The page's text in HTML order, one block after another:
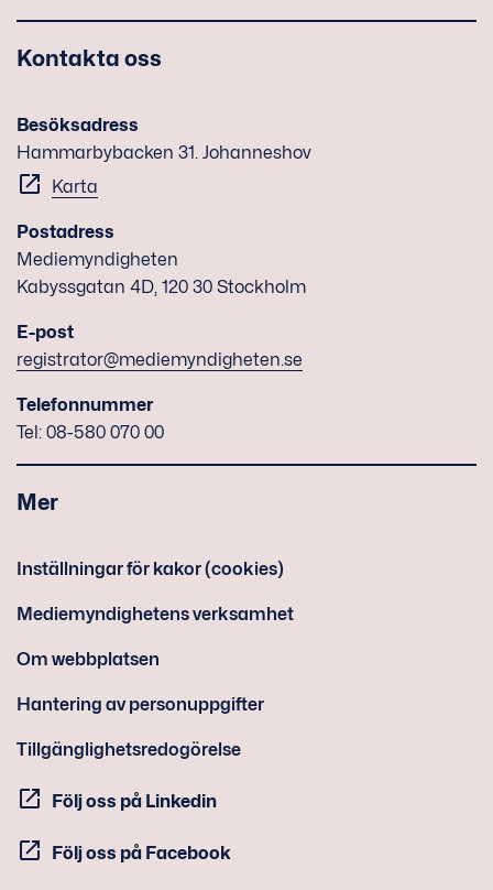
Kontakta oss
Besöksadress
Hammarbybacken 31. Johanneshov
Karta
Postadress
Mediemyndigheten
Kabyssgatan 4D, 120 30 Stockholm
E-post
registrator@mediemyndigheten.se
Telefonnummer
Tel: 08-580 070 00
Mer
Inställningar för kakor (cookies)
Mediemyndighetens verksamhet
Om webbplatsen
Hantering av personuppgifter
Tillgänglighetsredogörelse
Följ oss på Linkedin
Följ oss på Facebook